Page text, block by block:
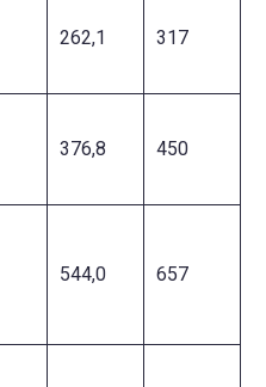
262,1 317
376,8 450
544,0 657